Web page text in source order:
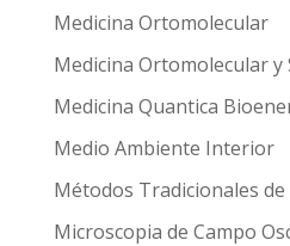
Medicina Ortomolecular
Medicina Ortomolecular y
Medicina Quantica
Medio Ambiente Interior
Métodos Tradicionales
Microscopia de Campo